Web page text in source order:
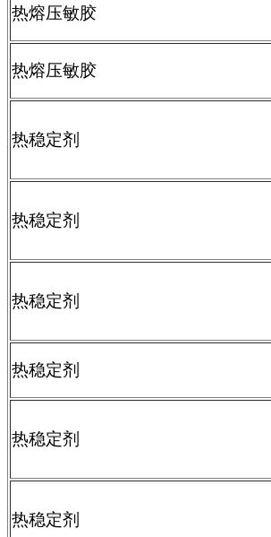
热熔压敏胶
热熔压敏胶
热稳定剂
热稳定剂
热稳定剂
热稳定剂
热稳定剂
热稳定剂